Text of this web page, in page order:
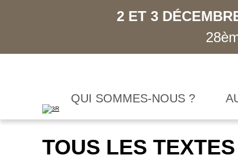
2 ET 3
QUI SOMMES-NOUS ?
TOUS LES